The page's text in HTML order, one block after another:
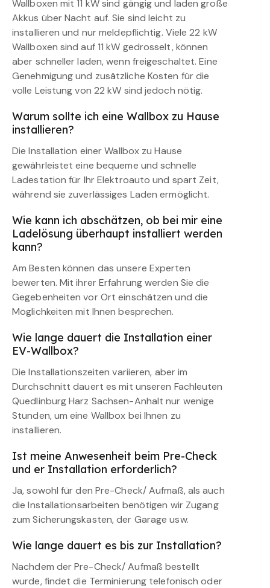
Wallboxen mit 11 kW sind gängig und laden große
Akkus über Nacht auf. Sie sind leicht zu
installieren und nur meldepflichtig. Viele 22 kW
Wallboxen sind auf 11 kW gedrosselt, können
aber schneller laden, wenn freigeschaltet. Eine
Genehmigung und zusätzliche Kosten für die
volle Leistung von 22 kW sind jedoch nötig.
Warum sollte ich eine Wallbox zu Hause
installieren?
Die Installation einer Wallbox zu Hause
gewährleistet eine bequeme und schnelle
Ladestation für Ihr Elektroauto und spart Zeit,
während sie zuverlässiges Laden ermöglicht.
Wie kann ich abschätzen, ob bei mir eine
Ladelösung überhaupt installiert werden
kann?
Am Besten können das unsere Experten
bewerten. Mit ihrer Erfahrung werden Sie die
Gegebenheiten vor Ort einschätzen und die
Möglichkeiten mit Ihnen besprechen.
Wie lange dauert die Installation einer
EV-Wallbox?
Die Installationszeiten variieren, aber im
Durchschnitt dauert es mit unseren Fachleuten
Quedlinburg Harz Sachsen-Anhalt nur wenige
Stunden, um eine Wallbox bei Ihnen zu
installieren.
Ist meine Anwesenheit beim Pre-Check
und er Installation erforderlich?
Ja, sowohl für den Pre-Check/ Aufmaß, als auch
die Installationsarbeiten benötigen wir Zugang
zum Sicherungskasten, der Garage usw.
Wie lange dauert es bis zur Installation?
Nachdem der Pre-Check/ Aufmaß bestellt
wurde, findet die Terminierung telefonisch oder